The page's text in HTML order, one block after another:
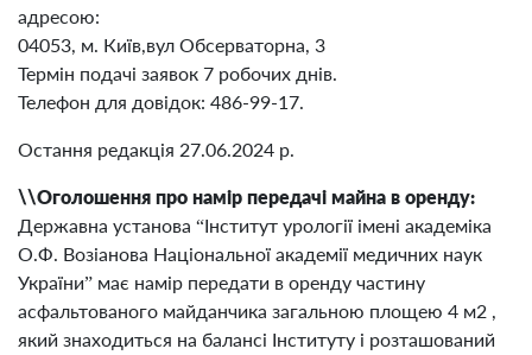
адресою:
04053, м. Київ,вул Обсерваторна, 3
Термін подачі заявок 7 робочих днів.
Телефон для довідок: 486-99-17.
Остання редакція 27.06.2024 р.
\\Оголошення про намір передачі майна в оренду:
Державна установа “Інститут урології імені академіка
О.Ф. Возіанова Національної академії медичних наук
України” має намір передати в оренду частину
асфальтованого майданчика загальною площею 4 м2 ,
який знаходиться на балансі Інституту і розташований